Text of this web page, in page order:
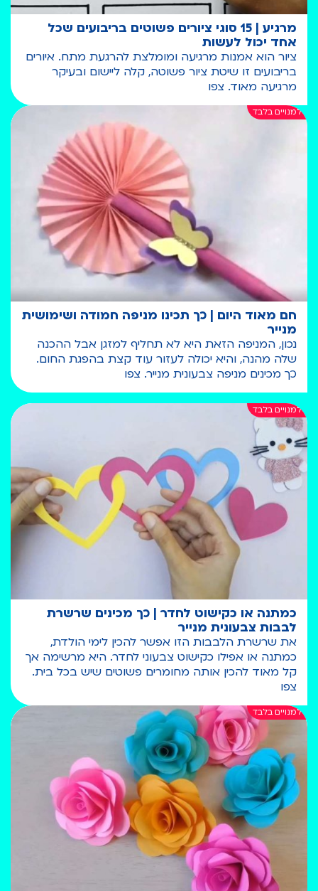
מרגיע | 15 סוגי ציורים פשוטים בריבועים שכל
אחד יכול לעשות
ציור הוא אמנות מרגיעה ומומלצת להרגעת מתח. איורים
בריבועים זו שיטת ציור פשוטה, קלה ליישום ובעיקר
מרגיעה מאוד. צפו
חם מאוד היום | כך תכינו מניפה חמודה ושימושית
מנייר
נכון, המניפה הזאת היא לא תחליף למזגן אבל ההכנה
שלה מהנה, והיא יכולה לעזור עוד קצת בהפגת החום.
כך מכינים מניפה צבעונית מנייר. צפו
כמתנה או כקישוט לחדר | כך מכינים שרשרת
לבבות צבעונית מנייר
את שרשרת הלבבות הזו אפשר להכין לימי הולדת,
כמתנה או אפילו כקישוט צבעוני לחדר. היא מרשימה אך
קל מאוד להכין אותה מחומרים פשוטים שיש בכל בית.
צפו